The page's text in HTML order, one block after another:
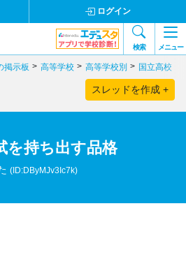
ログイン
検索 メニュー
掲示板 高等学校 高等学校別 国立高校
スレッドを作成 +
を持ち出す品格
(ID:DByMJv3Ic7k)